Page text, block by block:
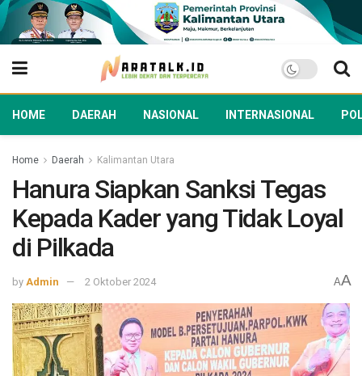
HOME DAERAH NASIONAL INTERNASIONAL
Home Daerah Kalimantan Utara
Hanura Siapkan Sanksi Tegas
Kepada Kader yang Tidak Loyal
di Pilkada
by Admin 2 Oktober 2024 AA